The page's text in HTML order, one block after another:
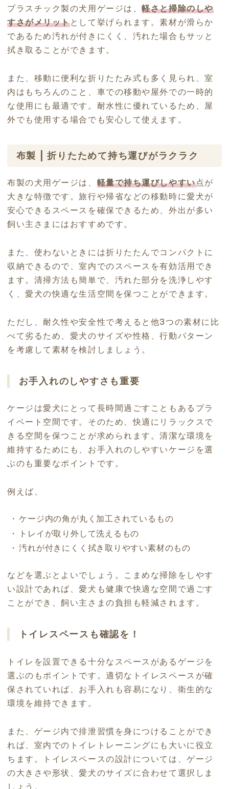
プラスチック製の犬用ゲージは、軽さと掃除のしや
すさがメリットとして挙げられます。素材が滑らか
であるため汚れが付きにくく、汚れた場合もサッと
拭き取ることができます。
また、移動に便利な折りたたみ式も多く見られ、室
内はもちろんのこと、車での移動や屋外での一時的
な使用にも最適です。耐水性に優れているため、屋
外でも使用する場合でも安心して使えます。
布製 | 折りたためて持ち運びがラクラク
布製の犬用ゲージは、 軽量で持ち運びしやすい点が
大きな特徴です。旅行や帰省などの移動時に愛犬が
安心できるスペースを確保できるため、外出が多い
飼い主さまにはおすすめです。
また、使わないときには折りたたんでコンパクトに
収納できるので、室内でのスペースを有効活用でき
ます。清掃方法も簡単で、汚れた部分を洗浄しやす
く、愛犬の快適な生活空間を保つことができます。
ただし、耐久性や安全性で考えると他3つの素材に比
べて劣るため、愛犬のサイズや性格、行動パターン
を考慮して素材を検討しましょう。
お手入れのしやすさも重要
ケージは愛犬にとって長時間過ごすこともあるプラ
イベート空間です。そのため、快適にリラックスで
きる空間を保つことが求められます。清潔な環境を
維持するためにも、お手入れのしやすいケージを選
ぶのも重要なポイントです。
例えば、
ケージ内の角が丸く加工されているもの
トレイが取り外して洗えるもの
汚れが付きにくく拭き取りやすい素材のもの
などを選ぶとよいでしょう。こまめな掃除をしやす
い設計であれば、愛犬も健康で快適な空間で過ごす
ことができ、飼い主さまの負担も軽減されます。
トイレスペースも確認を！
トイレを設置できる十分なスペースがあるゲージを
選ぶのもポイントです。適切なトイレスペースが確
保されていれば、お手入れも容易になり、衛生的な
環境を維持できます。
また、ゲージ内で排泄習慣を身につけることができ
れば、室内でのトイレトレーニングにも大いに役立
ちます。トイレスペースの設計については、ゲージ
の大きさや形状、愛犬のサイズに合わせて選択しま
しょう。